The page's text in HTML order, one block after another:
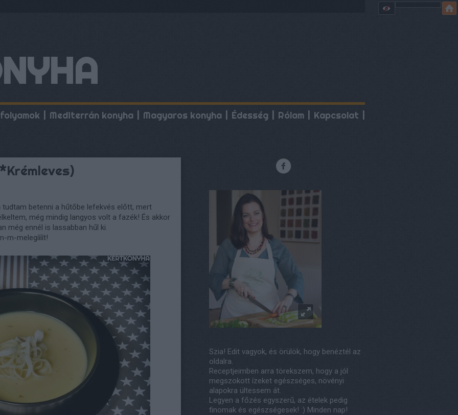
Mediterrán konyha Magyaros konyha Édesség Rólam Kapcsolat
betenni a hűtőbe lefekvés előtt, mert
még mindig langyos volt a fazék! És akkor
még ennél is lassabban hűl ki.
m-melegíííít!
Szia! Edit vagyok, és örülök, hogy benéztél az
oldalra.
Receptjeimben arra törekszem, hogy a jól
megszokott ízeket egészséges, növényi
alapokra ültessem át.
Legyen a főzés egyszerű, az ételek pedig
finomak és egészségesek! :) Minden nap!